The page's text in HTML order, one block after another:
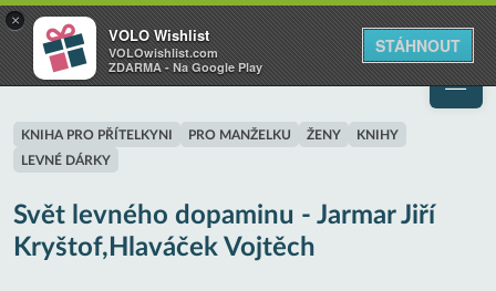
VOLO
Váš online wishlist
×
VOLO Wishlist
VOLOwishlist.com
ZDARMA - Na Google Play
STÁHNOUT
KNIHA PRO PŘÍTELKYNI PRO MANŽELKU ŽENY
KNIHY
LEVNÉ DÁRKY
Svět levného dopaminu - Jarmar Jiří
Kryštof,Hlaváček Vojtěch